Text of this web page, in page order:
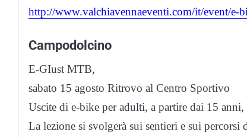
http://www.valchiavennaeventi.com/it/event/e-
Campodolcino
E-GIust MTB,
sabato 15 agosto Ritrovo al Centro Sportivo
Uscite di e-bike per adulti, a partire dai 15
La lezione si svolgerà sui sentieri e sui